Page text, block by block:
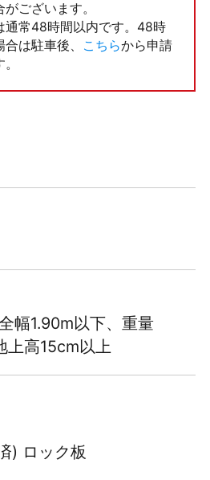
ございます。
通常48時間以内です。48時
は駐車後、
こちらから申請
幅1.90m以下、重量
上高15cm以上
) ロック板